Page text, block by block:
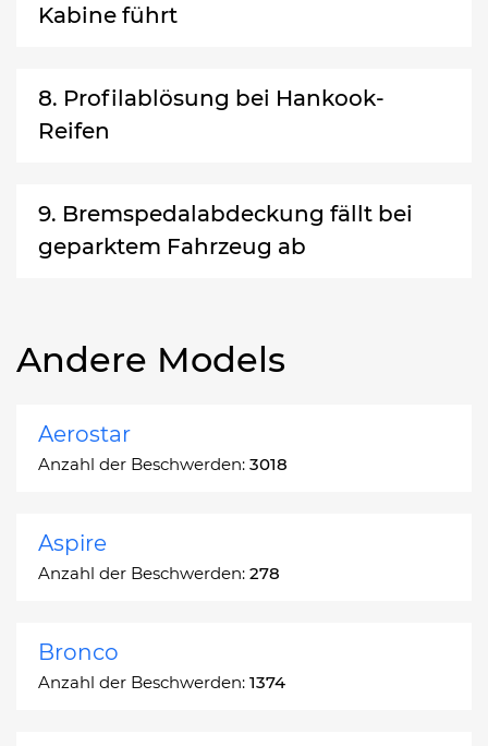
Kabine führt
8. Profilablösung bei Hankook-
Reifen
9. Bremspedalabdeckung fällt bei
geparktem Fahrzeug ab
Andere Models
Aerostar
Anzahl der Beschwerden: 3018
Aspire
Anzahl der Beschwerden: 278
Bronco
Anzahl der Beschwerden: 1374